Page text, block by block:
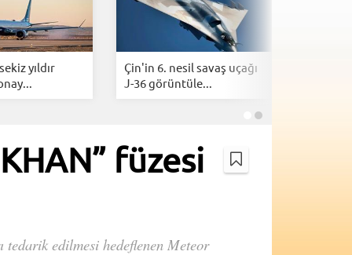
yıldır
Çin'in 6. nesil savaş uçağı
J-36 görüntüle...
füzesi
tedarik edilmesi hedeflenen Meteor